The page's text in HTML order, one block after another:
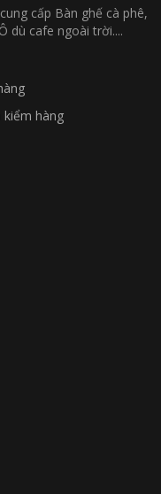
cấp Bàn ghế cà phê,
dù cafe ngoài trời....
kiểm hàng